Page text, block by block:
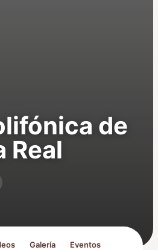
de
Real
Galería Eventos